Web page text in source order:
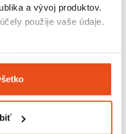
a vývoj produktov.
použije vaše údaje.
o vašej geografickej
metrov
aktívnym
150x100x35
/ bal.